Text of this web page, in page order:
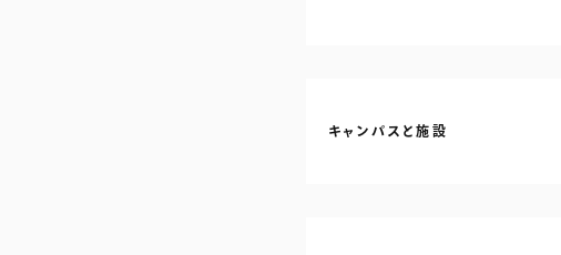
キャンパスと施設